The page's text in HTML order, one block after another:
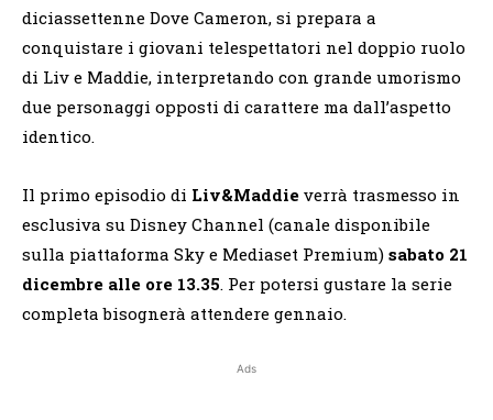
diciassettenne Dove Cameron, si prepara a
conquistare i giovani telespettatori nel doppio ruolo
di Liv e Maddie, interpretando con grande umorismo
due personaggi opposti di carattere ma dall’aspetto
identico.
Il primo episodio di Liv&Maddie verrà trasmesso in
esclusiva su Disney Channel (canale disponibile
sulla piattaforma Sky e Mediaset Premium) sabato 21
dicembre alle ore 13.35. Per potersi gustare la serie
completa bisognerà attendere gennaio.
Ads